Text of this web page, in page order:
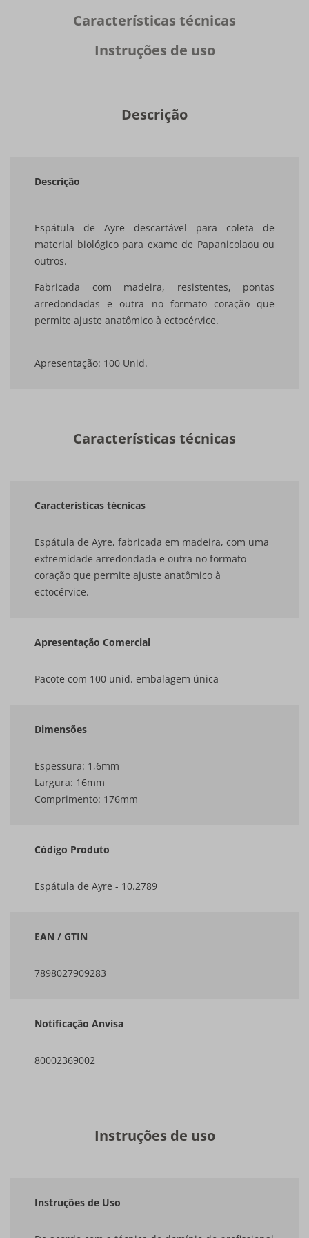
Características técnicas
Instruções de uso
Descrição
Descrição
Espátula de Ayre descartável para coleta de
material biológico para exame de Papanicolaou ou
outros.
Fabricada com madeira, resistentes, pontas
arredondadas e outra no formato coração que
permite ajuste anatômico à ectocérvice.
Apresentação: 100 Unid.
Características técnicas
Características técnicas
Espátula de Ayre, fabricada em madeira, com uma
extremidade arredondada e outra no formato
coração que permite ajuste anatômico à
ectocérvice.
Apresentação Comercial
Pacote com 100 unid. embalagem única
Dimensões
Espessura: 1,6mm
Largura: 16mm
Comprimento: 176mm
Código Produto
Espátula de Ayre - 10.2789
EAN / GTIN
7898027909283
Notificação Anvisa
80002369002
Instruções de uso
Instruções de Uso